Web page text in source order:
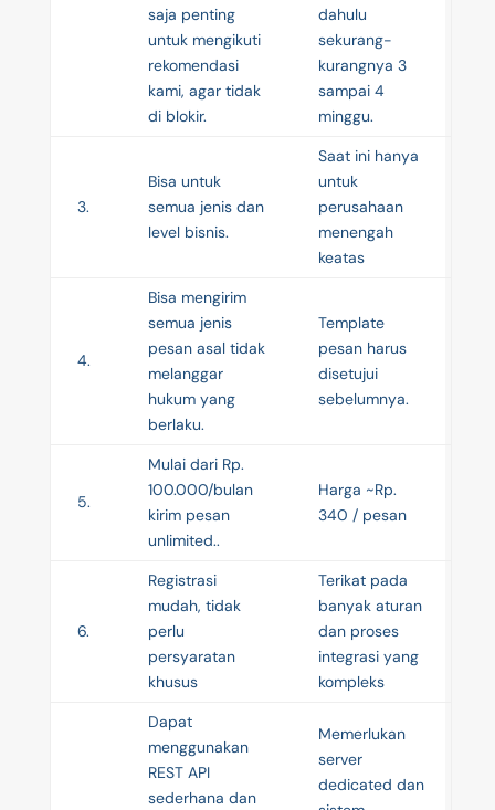
saja penting
untuk mengikuti
rekomendasi
kami, agar tidak
di blokir.
dahulu
sekurang-
kurangnya 3
sampai 4
minggu.
3.
Bisa untuk
semua jenis dan
level bisnis.
Saat ini hanya
untuk
perusahaan
menengah
keatas
4.
Bisa mengirim
semua jenis
pesan asal tidak
melanggar
hukum yang
berlaku.
Template
pesan harus
disetujui
sebelumnya.
5.
Mulai dari Rp.
100.000/bulan
kirim pesan
unlimited..
Harga ~Rp.
340 / pesan
6.
Registrasi
mudah, tidak
perlu
persyaratan
khusus
Terikat pada
banyak aturan
dan proses
integrasi yang
kompleks
Dapat
menggunakan
REST API
sederhana dan
Memerlukan
server
dedicated dan